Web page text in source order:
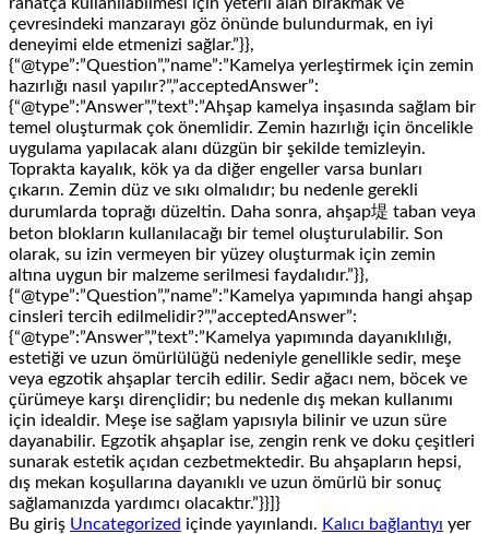
çevresindeki manzarayı göz önünde bulundurmak, en iyi
deneyimi elde etmenizi sağlar.”}},
{“@type”:”Question”,”name”:”Kamelya yerleştirmek için zemin
hazırlığı nasıl yapılır?”,”acceptedAnswer”:
{“@type”:”Answer”,”text”:”Ahşap kamelya inşasında sağlam bir
temel oluşturmak çok önemlidir. Zemin hazırlığı için öncelikle
uygulama yapılacak alanı düzgün bir şekilde temizleyin.
Toprakta kayalık, kök ya da diğer engeller varsa bunları
çıkarın. Zemin düz ve sıkı olmalıdır; bu nedenle gerekli
durumlarda toprağı düzeltin. Daha sonra, ahşap堤 taban veya
beton blokların kullanılacağı bir temel oluşturulabilir. Son
olarak, su izin vermeyen bir yüzey oluşturmak için zemin
altına uygun bir malzeme serilmesi faydalıdır.”}},
{“@type”:”Question”,”name”:”Kamelya yapımında hangi ahşap
cinsleri tercih edilmelidir?”,”acceptedAnswer”:
{“@type”:”Answer”,”text”:”Kamelya yapımında dayanıklılığı,
estetiği ve uzun ömürlülüğü nedeniyle genellikle sedir, meşe
veya egzotik ahşaplar tercih edilir. Sedir ağacı nem, böcek ve
çürümeye karşı dirençlidir; bu nedenle dış mekan kullanımı
için idealdir. Meşe ise sağlam yapısıyla bilinir ve uzun süre
dayanabilir. Egzotik ahşaplar ise, zengin renk ve doku çeşitleri
sunarak estetik açıdan cezbetmektedir. Bu ahşapların hepsi,
dış mekan koşullarına dayanıklı ve uzun ömürlü bir sonuç
sağlamanızda yardımcı olacaktır.”}}]}
Bu giriş Uncategorized içinde yayınlandı. Kalıcı bağlantıyı yer